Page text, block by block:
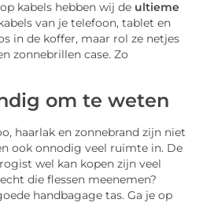
kabels hebben wij de ultieme
van je telefoon, tablet en
in de koffer, maar rol ze netjes
zonnebrillen case. Zo
om te weten
haarlak en zonnebrand zijn niet
ook onnodig veel ruimte in. De
wel kan kopen zijn veel
die flessen meenemen?
handbagage tas. Ga je op